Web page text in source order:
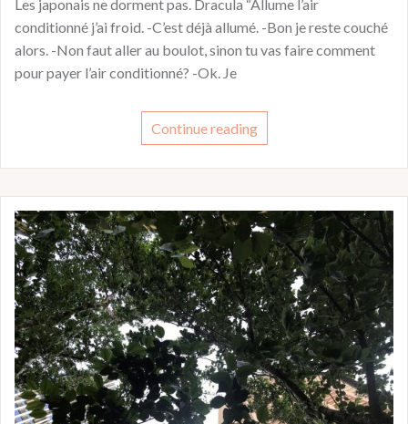
Les japonais ne dorment pas. Dracula “Allume l’air
conditionné j’ai froid. -C’est déjà allumé. -Bon je reste couché
alors. -Non faut aller au boulot, sinon tu vas faire comment
pour payer l’air conditionné? -Ok. Je
Continue reading